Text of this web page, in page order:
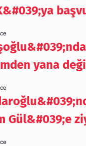
yana
Gül&#039;e